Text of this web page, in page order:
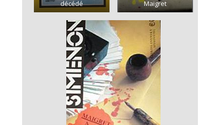
décédé
Maigret